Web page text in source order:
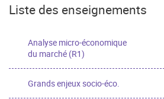
Liste des enseignements
Analyse micro-économique
du marché (R1)
Grands enjeux socio-éco.